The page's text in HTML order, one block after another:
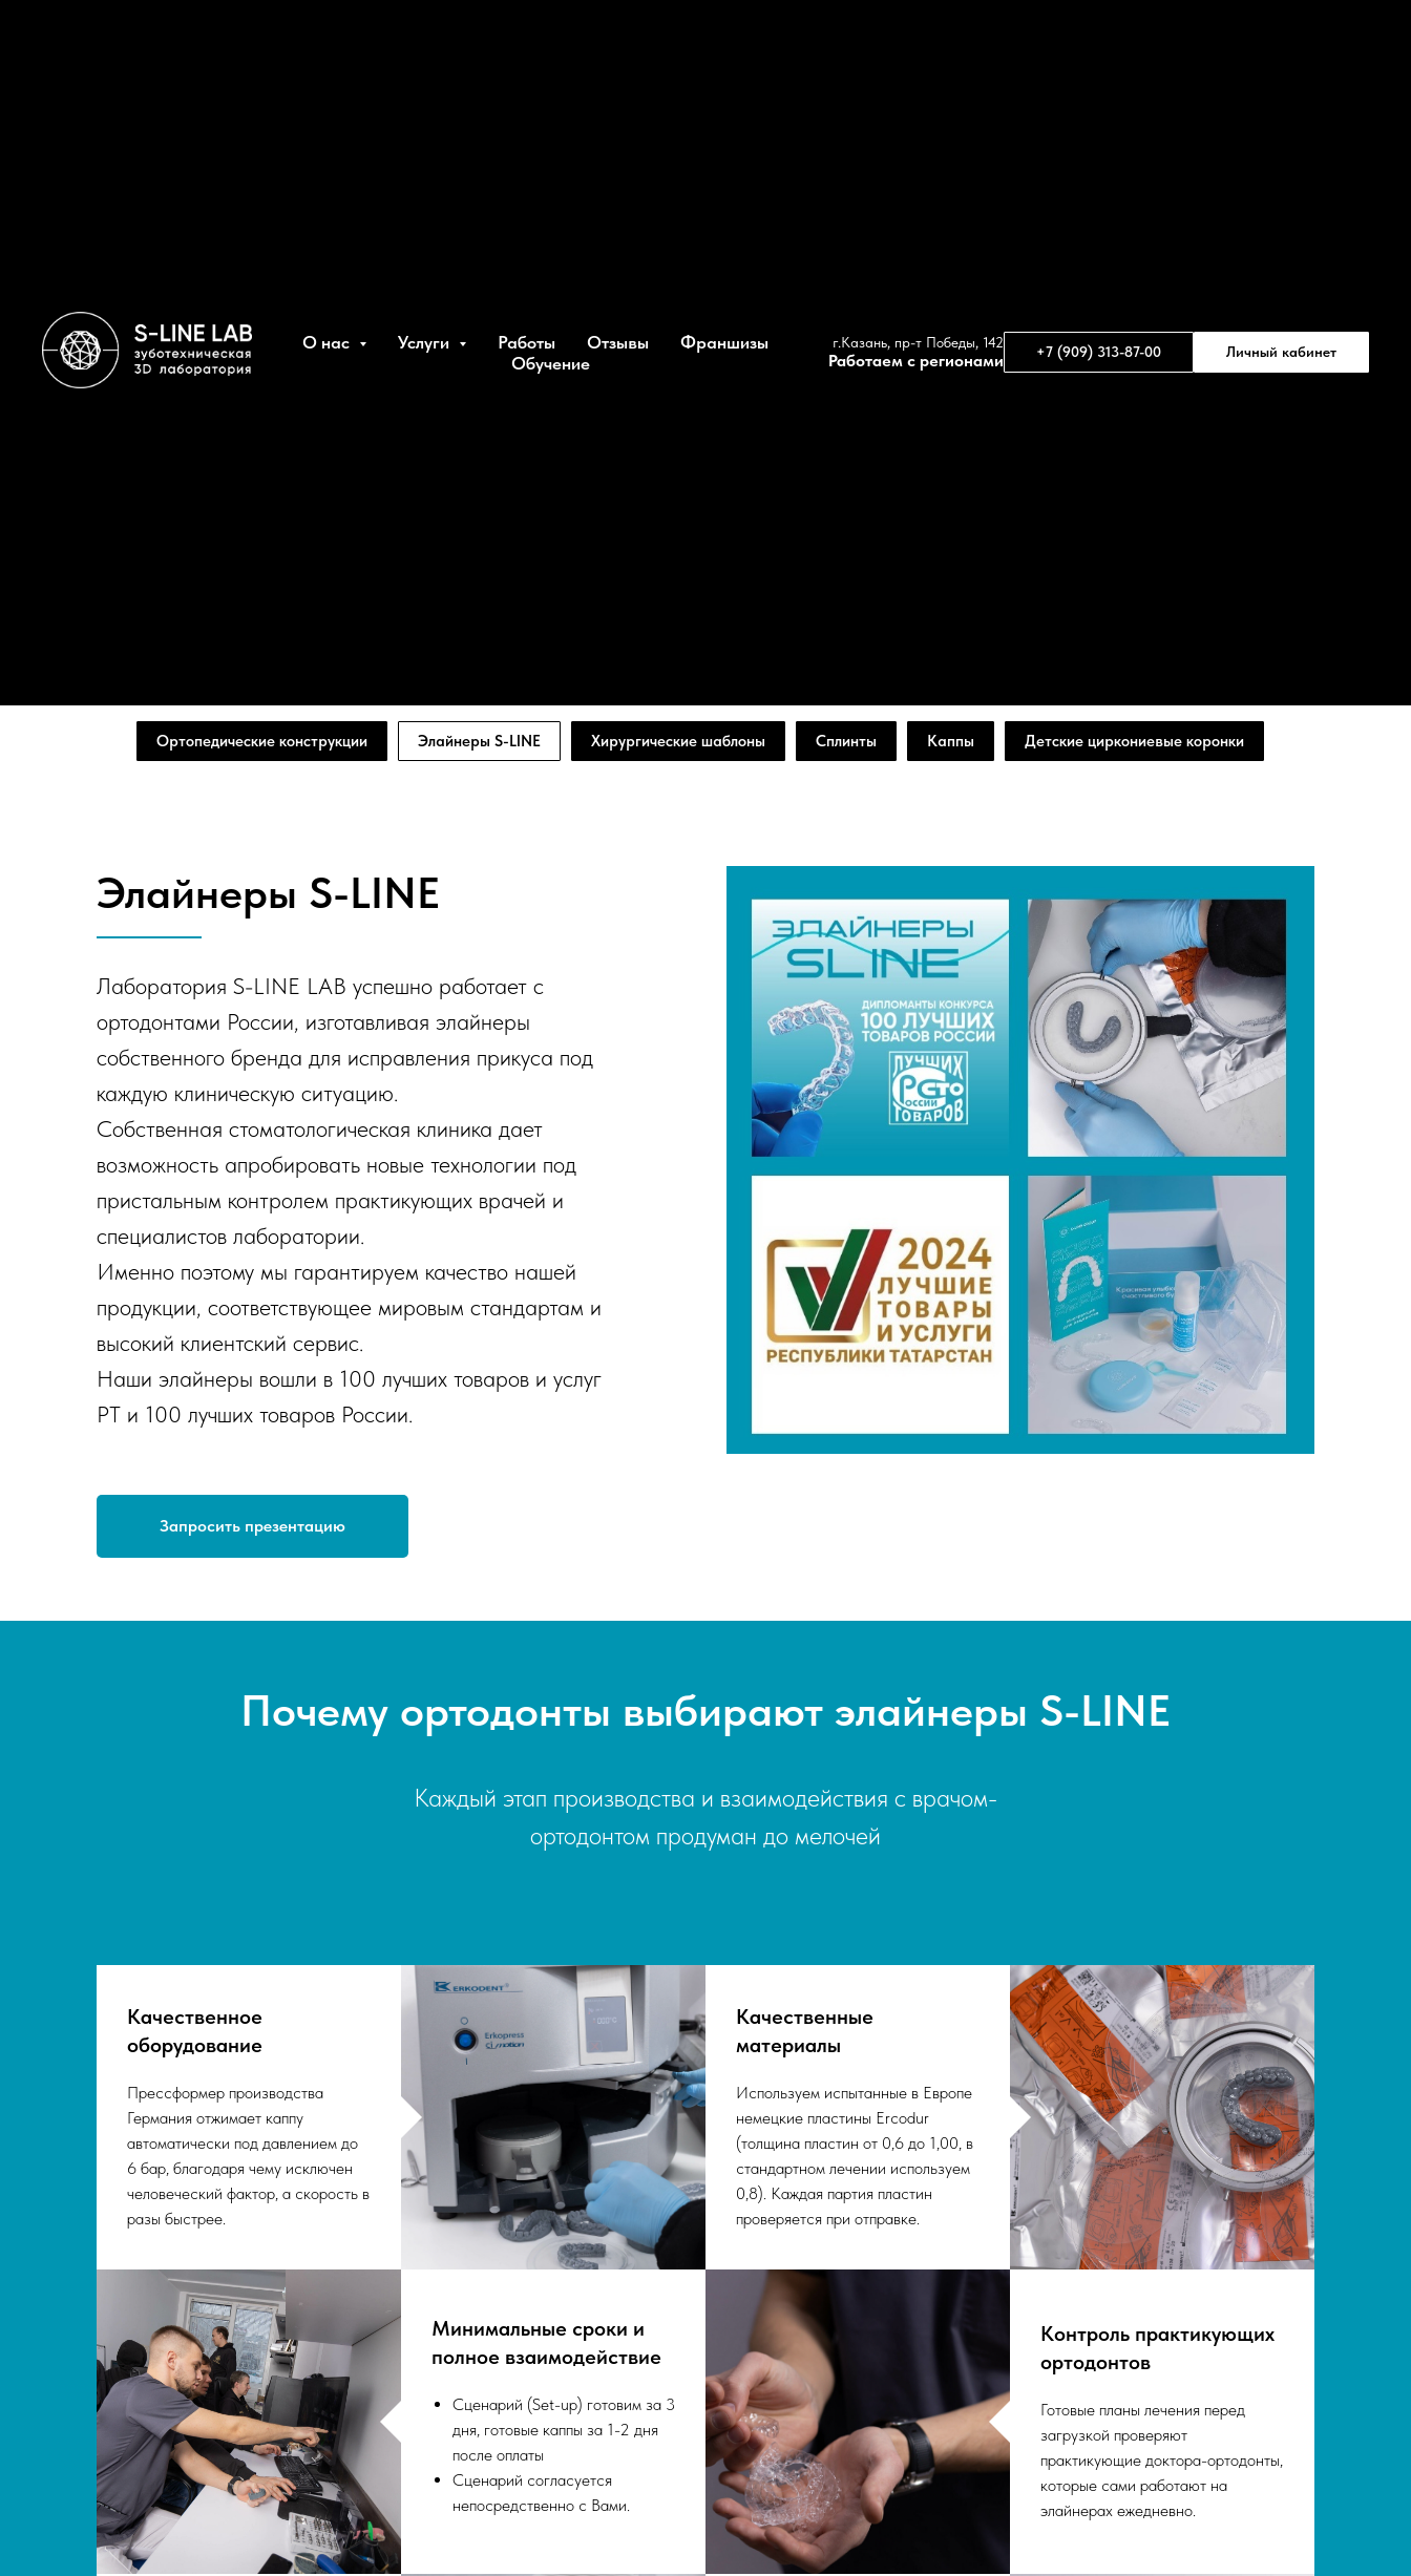
О нас Услуги Работы Отзывы
Франшизы
Обучение
г.Казань, пр-т Победы, 142
Работаем с регионами +7 (909) 313-87-00 Личный кабинет
Ортопедические конструкции Элайнеры S-LINE Хирургические шаблоны Сплинты Каппы Детские циркониевые коронки
Элайнеры S-LINE
Лаборатория S-LINE LAB успешно работает с
ортодонтами России, изготавливая элайнеры
собственного бренда для исправления прикуса под
каждую клиническую ситуацию.
Собственная стоматологическая клиника дает
возможность апробировать новые технологии под
пристальным контролем практикующих врачей и
специалистов лаборатории.
Именно поэтому мы гарантируем качество нашей
продукции, соответствующее мировым стандартам и
высокий клиентский сервис.
Наши элайнеры вошли в 100 лучших товаров и услуг
РТ и 100 лучших товаров России.
Запросить презентацию
Почему ортодонты выбирают элайнеры S-LINE
Каждый этап производства и взаимодействия с врачом-
ортодонтом продуман до мелочей
Качественное
оборудование
Прессформер производства
Германия отжимает каппу
автоматически под давлением до
6 бар, благодаря чему исключен
человеческий фактор, а скорость в
разы быстрее.
Качественные
материалы
Используем испытанные в Европе
немецкие пластины Ercodur
(толщина пластин от 0,6 до 1,00, в
стандартном лечении используем
0,8). Каждая партия пластин
проверяется при отправке.
Минимальные сроки и
полное взаимодействие
Сценарий (Set-up) готовим за 3
дня, готовые каппы за 1-2 дня
после оплаты
Сценарий согласуется
непосредственно с Вами.
Контроль практикующих
ортодонтов
Готовые планы лечения перед
загрузкой проверяют
практикующие доктора-ортодонты,
которые сами работают на
элайнерах ежедневно.